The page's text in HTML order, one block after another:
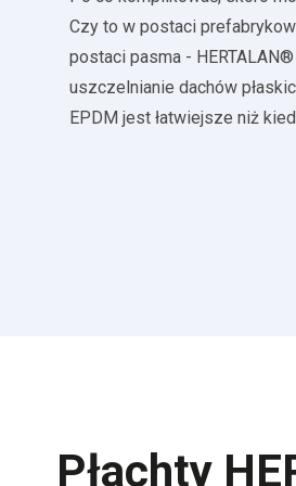
Czy to w postaci
postaci pasma -
uszczelnianie dachów
EPDM jest łatwiejsze niż
Płachty